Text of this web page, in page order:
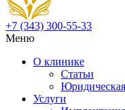
+7 (343) 300-55-33
Меню
О клинике
Статьи
Услуги